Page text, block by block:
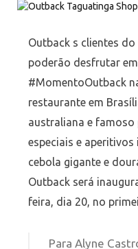
Outback s clientes
poderão desfrutar
#MomentoOutback
restaurante em
australiana e famoso
especiais e
cebola gigante e
Outback será
feira, dia 20, no
Para Alyne